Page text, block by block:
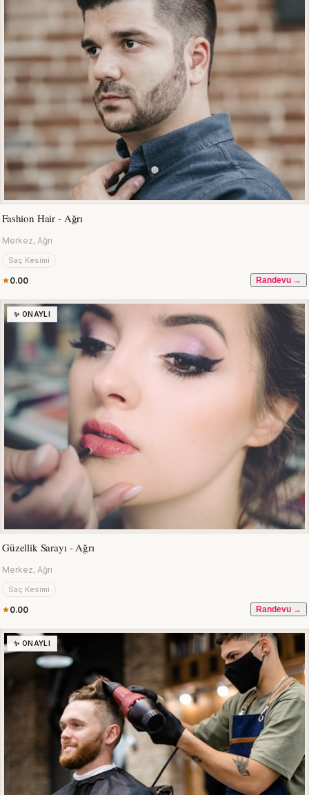
Fashion Hair - Ağrı
Merkez, Ağrı
Saç Kesimi
0.00 Randevu →
✨ ONAYLI
Güzellik Sarayı - Ağrı
Merkez, Ağrı
Saç Kesimi
0.00 Randevu →
✨ ONAYLI